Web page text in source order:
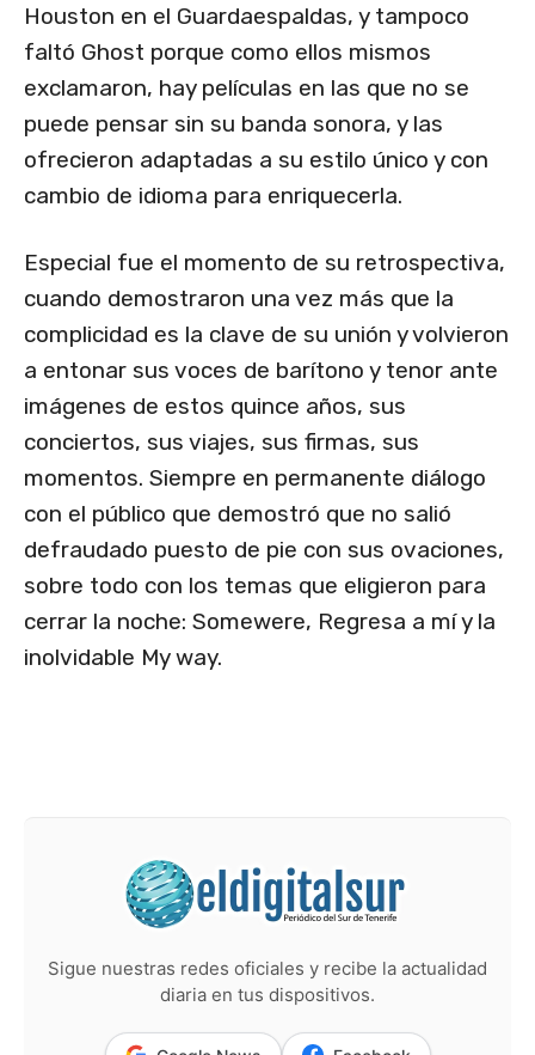
Houston en el Guardaespaldas, y tampoco
faltó Ghost porque como ellos mismos
exclamaron, hay películas en las que no se
puede pensar sin su banda sonora, y las
ofrecieron adaptadas a su estilo único y con
cambio de idioma para enriquecerla.
Especial fue el momento de su retrospectiva,
cuando demostraron una vez más que la
complicidad es la clave de su unión y volvieron
a entonar sus voces de barítono y tenor ante
imágenes de estos quince años, sus
conciertos, sus viajes, sus firmas, sus
momentos. Siempre en permanente diálogo
con el público que demostró que no salió
defraudado puesto de pie con sus ovaciones,
sobre todo con los temas que eligieron para
cerrar la noche: Somewere, Regresa a mí y la
inolvidable My way.
Sigue nuestras redes oficiales y recibe la actualidad
diaria en tus dispositivos.